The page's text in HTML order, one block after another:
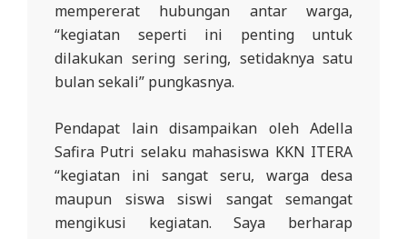
mempererat hubungan antar warga,
“kegiatan seperti ini penting untuk
dilakukan sering sering, setidaknya satu
bulan sekali” pungkasnya.
Pendapat lain disampaikan oleh Adella
Safira Putri selaku mahasiswa KKN ITERA
“kegiatan ini sangat seru, warga desa
maupun siswa siswi sangat semangat
mengikusi kegiatan. Saya berharap